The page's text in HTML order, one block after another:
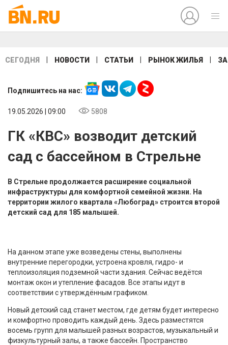
СЕГОДНЯ НОВОСТИ СТАТЬИ РЫНОК ЖИЛЬЯ
Подпишитесь на нас:
19.05.2026 | 09:00 5808
ГК «КВС» возводит детский
сад с бассейном в Стрельне
В Стрельне продолжается расширение социальной
инфраструктуры для комфортной семейной жизни. На
территории жилого квартала «Любоград» строится второй
детский сад для 185 малышей.
На данном этапе уже возведены стены, выполнены
внутренние перегородки, устроена кровля, гидро- и
теплоизоляция подземной части здания. Сейчас ведётся
монтаж окон и утепление фасадов. Все этапы идут в
соответствии с утверждённым графиком.
Новый детский сад станет местом, где детям будет интересно
и комфортно проводить каждый день. Здесь разместятся
восемь групп для малышей разных возрастов, музыкальный и
физкультурный залы, а также бассейн. Пространство